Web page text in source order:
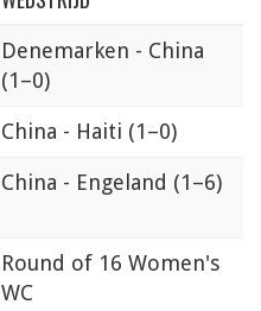
Denemarken - China
(1–0)
China - Haiti (1–0)
China - Engeland (1–6)
Round of 16 Women's
WC